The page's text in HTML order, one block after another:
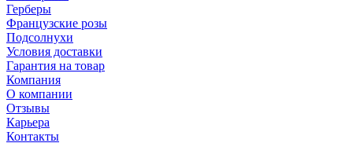
Герберы
Французские розы
Подсолнухи
Условия доставки
Гарантия на товар
Компания
О компании
Отзывы
Карьера
Контакты